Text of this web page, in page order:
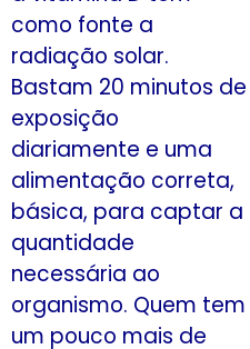
como fonte a
radiação solar.
Bastam 20 minutos de
exposição
diariamente e uma
alimentação correta,
básica, para captar a
quantidade
necessária ao
organismo. Quem tem
um pouco mais de